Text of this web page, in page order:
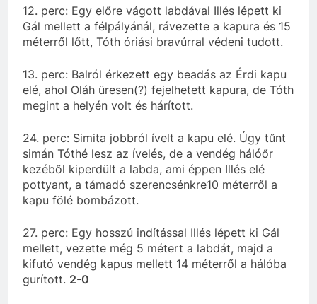
12. perc: Egy előre vágott labdával Illés lépett ki
Gál mellett a félpályánál, rávezette a kapura és 15
méterről lőtt, Tóth óriási bravúrral védeni tudott.
13. perc: Balról érkezett egy beadás az Érdi kapu
elé, ahol Oláh üresen(?) fejelhetett kapura, de Tóth
megint a helyén volt és hárított.
24. perc: Simita jobbról ívelt a kapu elé. Úgy tűnt
simán Tóthé lesz az ívelés, de a vendég hálóőr
kezéből kiperdült a labda, ami éppen Illés elé
pottyant, a támadó szerencsénkre10 méterről a
kapu fölé bombázott.
27. perc: Egy hosszú indítással Illés lépett ki Gál
mellett, vezette még 5 métert a labdát, majd a
kifutó vendég kapus mellett 14 méterről a hálóba
gurított. 2-0